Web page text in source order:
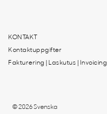
KONTAKT
Kontaktuppgifter
Fakturering | Laskutus | Invoicing
© 2026 Svenska